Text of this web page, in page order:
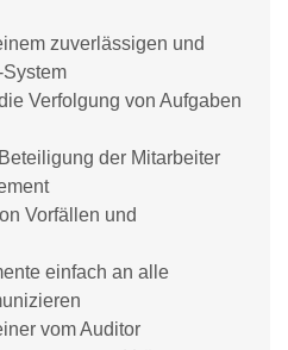
zuverlässigen und
Verfolgung von Aufgaben
der Mitarbeiter
Vorfällen und
einfach an alle
vom Auditor